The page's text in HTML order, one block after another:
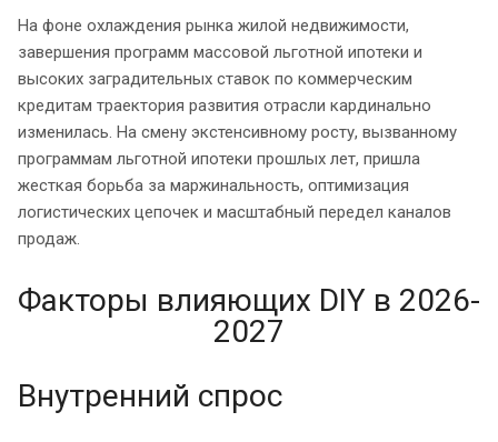
На фоне охлаждения рынка жилой недвижимости,
завершения программ массовой льготной ипотеки и
высоких заградительных ставок по коммерческим
кредитам траектория развития отрасли кардинально
изменилась. На смену экстенсивному росту, вызванному
программам льготной ипотеки прошлых лет, пришла
жесткая борьба за маржинальность, оптимизация
логистических цепочек и масштабный передел каналов
продаж.
Факторы влияющих DIY в 2026-
2027
Внутренний спрос